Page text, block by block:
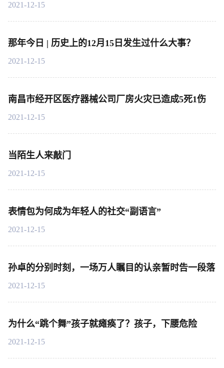
2021-12-15
那年今日 | 历史上的12月15日发生过什么大事？
2021-12-15
南昌市经开区医疗器械公司厂房火灾已造成5死1伤
2021-12-15
当陌生人来敲门
2021-12-15
表情包为何成为年轻人的社交“副语言”
2021-12-15
孙卓的分别时刻，一场万人瞩目的认亲暂时告一段落
2021-12-15
为什么“跳个舞”孩子就瘫痪了？孩子，下腰危险
2021-12-15